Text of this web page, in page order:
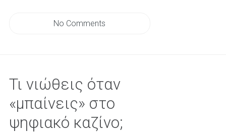
No Comments
Τι νιώθεις όταν
«μπαίνεις» στο
ψηφιακό καζίνο;